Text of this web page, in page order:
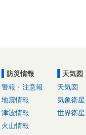
防災情報
警報・注意報
地震情報
津波情報
火山情報
天気図
天気図
気象衛星
世界衛星